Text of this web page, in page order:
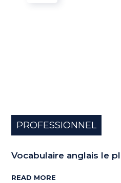
PROFESSIONNEL
Vocabulaire anglais le
READ MORE